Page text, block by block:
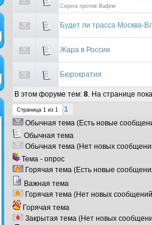
Серега против Вафли
Будет ли трасса Москва-
Жара в России
Бюрократия
В этом форуме тем: 8. На странице
Страница 1 из 1
1
Обычная тема (Есть новые
Обычная тема
Обычная тема (Нет новых
Тема - опрос
Горячая тема (Есть новые
Важная тема
Горячая тема (Нет новых
Горячая тема
Закрытая тема (Нет новых